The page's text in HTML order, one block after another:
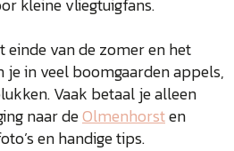
kleine vliegtuigfans.
einde van de zomer en het
je in veel boomgaarden appels,
Vaak betaal je alleen
naar deOlmenhorsten
en handige tips.